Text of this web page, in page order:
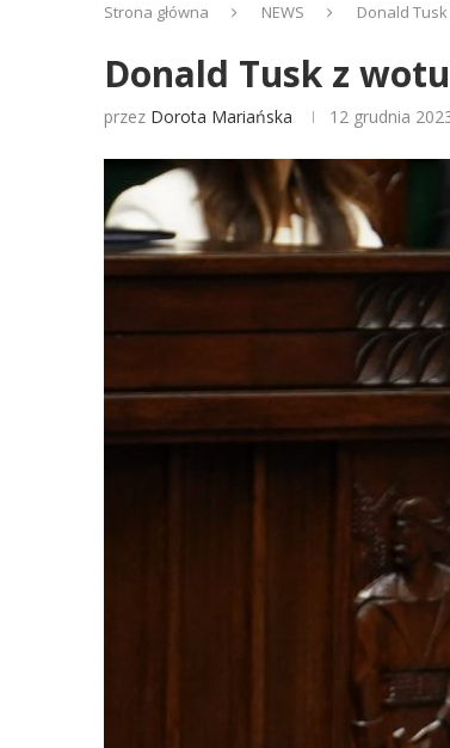
Strona główna NEWS Donald
Donald Tusk z
przez Dorota Mariańska 12 grudnia